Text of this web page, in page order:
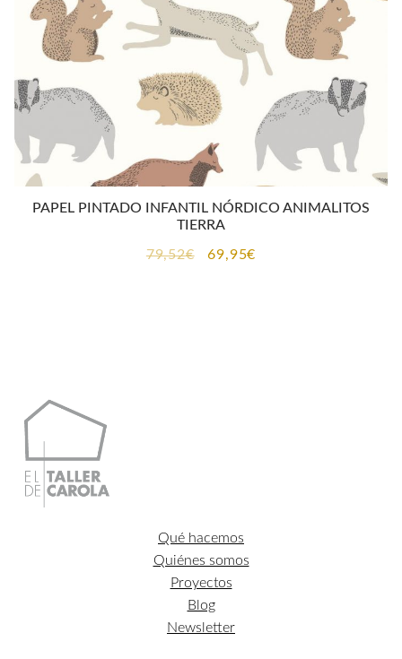
PAPEL PINTADO INFANTIL NÓRDICO ANIMALITOS
TIERRA
79,52€
El69,95€
Qué hacemos
Quiénes somos
Proyectos
Blog
Newsletter